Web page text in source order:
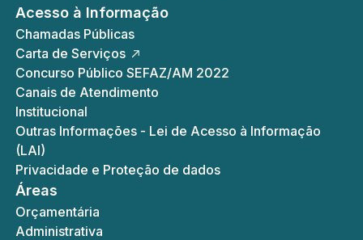
Acesso à Informação
Chamadas Públicas
Carta de Serviços
Concurso Público SEFAZ/AM 2022
Canais de Atendimento
Institucional
Outras Informações - Lei de Acesso à Informação
(LAI)
Privacidade e Proteção de dados
Áreas
Orçamentária
Administrativa